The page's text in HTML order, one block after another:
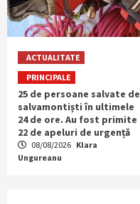
ACTUALITATE
PRINCIPALE
25 de persoane salvate de
salvamontiști în ultimele
24 de ore. Au fost primite
22 de apeluri de urgență
08/08/2026 Klara
Ungureanu